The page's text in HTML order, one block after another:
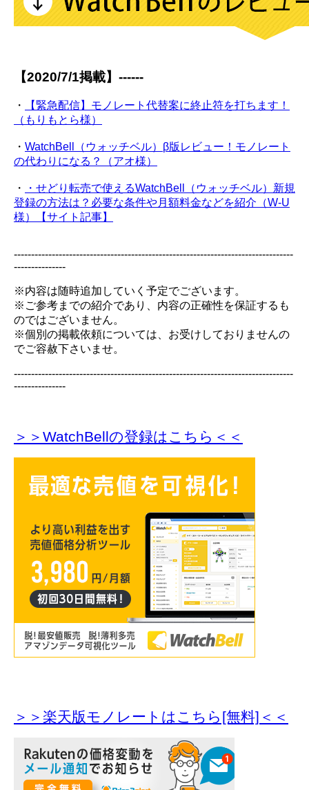
【2020/7/1掲載】------
・
【緊急配信】モノレート代替案に終止符を打ちます！
（もりもとら様）
・ WatchBell（ウォッチベル）β版レビュー！モノレート
の代わりになる？（アオ様）
・
・せどり転売で使えるWatchBell（ウォッチベル）新規
登録の方法は？必要な条件や月額料金などを紹介（W-U
様）【サイト記事】
---------------------------------------------------------------------------------
---------------
※内容は随時追加していく予定でございます。
※ご参考までの紹介であり、内容の正確性を保証するも
のではございません。
※個別の掲載依頼については、お受けしておりませんの
でご容赦下さいませ。
---------------------------------------------------------------------------------
---------------
＞＞WatchBellの登録はこちら＜＜
＞＞楽天版モノレートはこちら[無料]＜＜